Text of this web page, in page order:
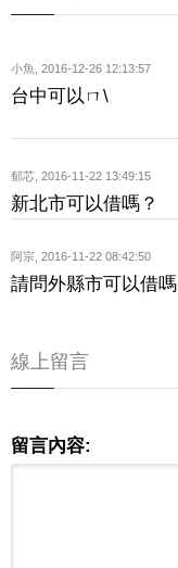
小魚 2016-12-26 12:13:57
台中可以ㄇ\
郁芯 2016-11-22 13:49:15
新北市可以借嗎？
阿宗 2016-11-22 08:42:50
請問外縣市可以借嗎
線上留言
留言內容: